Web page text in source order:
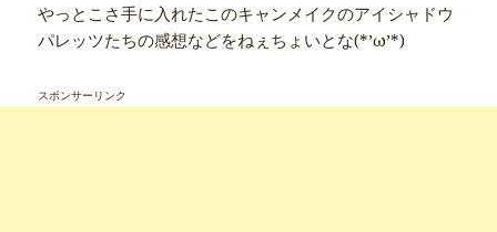
やっとこさ手に入れたこのキャンメイクのアイシャドウ
パレッツたちの感想などをねぇちょいとな(*’ω’*)
スポンサーリンク